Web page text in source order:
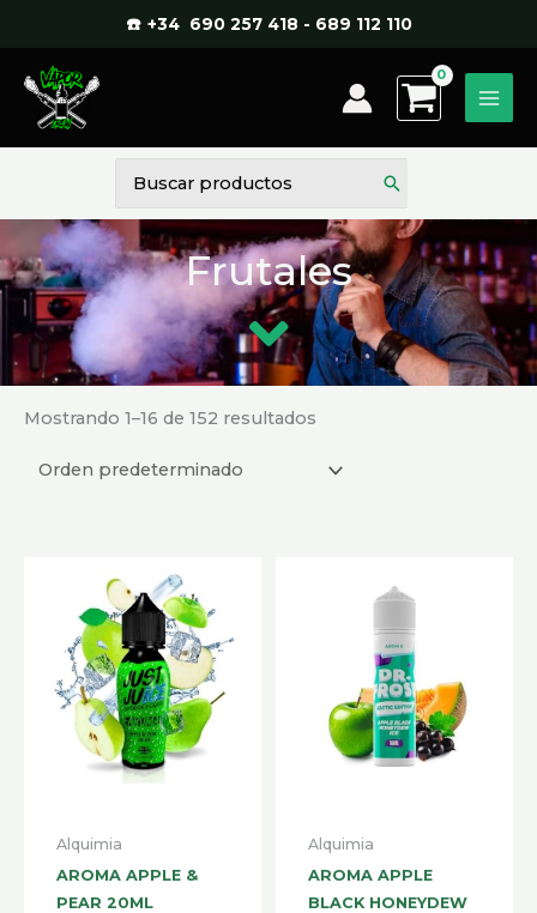
contenido
☎️ +34 690 257 418 - 689 112 110
por:
Frutales
Mostrando 1–16 de 152 resultados
Alquimia
AROMA APPLE &
PEAR 20ML
Alquimia
AROMA APPLE
BLACK HONEYDEW